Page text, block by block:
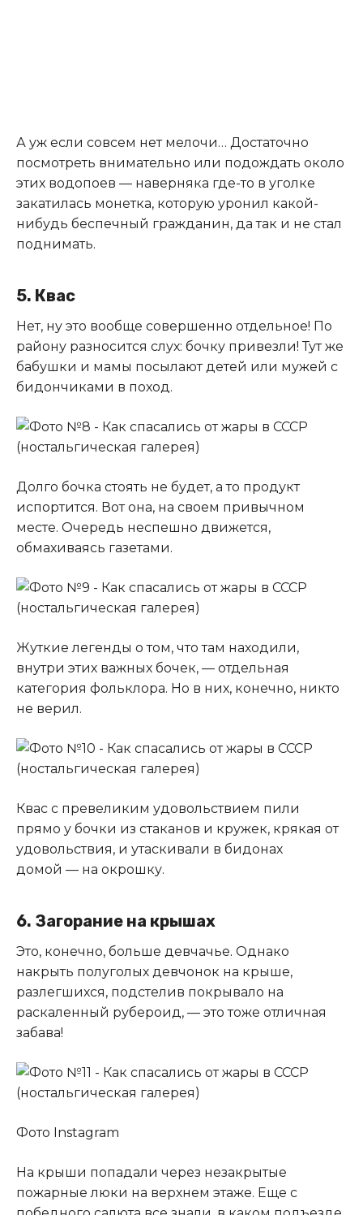
А уж если совсем нет мелочи… Достаточно
посмотреть внимательно или подождать около
этих водопоев — наверняка где-то в уголке
закатилась монетка, которую уронил какой-
нибудь беспечный гражданин, да так и не стал
поднимать.
5. Квас
Нет, ну это вообще совершенно отдельное! По
району разносится слух: бочку привезли! Тут же
бабушки и мамы посылают детей или мужей с
бидончиками в поход.
Долго бочка стоять не будет, а то продукт
испортится. Вот она, на своем привычном
месте. Очередь неспешно движется,
обмахиваясь газетами.
Жуткие легенды о том, что там находили,
внутри этих важных бочек, — отдельная
категория фольклора. Но в них, конечно, никто
не верил.
Квас с превеликим удовольствием пили
прямо у бочки из стаканов и кружек, крякая от
удовольствия, и утаскивали в бидонах
домой — на окрошку.
6. Загорание на крышах
Это, конечно, больше девчачье. Однако
накрыть полуголых девчонок на крыше,
разлегшихся, подстелив покрывало на
раскаленный рубероид, — это тоже отличная
забава!
Фото Instagram
На крыши попадали через незакрытые
пожарные люки на верхнем этаже. Еще с